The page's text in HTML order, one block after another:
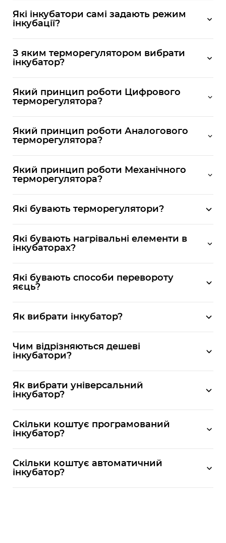
Які інкубатори самі задають режим
інкубації?
З яким терморегулятором вибрати
інкубатор?
Який принцип роботи Цифрового
терморегулятора?
Який принцип роботи Аналогового
терморегулятора?
Який принцип роботи Механічного
терморегулятора?
Які бувають терморегулятори?
Які бувають нагрівальні елементи в
інкубаторах?
Які бувають способи перевороту
яєць?
Як вибрати інкубатор?
Чим відрізняються дешеві
інкубатори?
Як вибрати універсальний
інкубатор?
Скільки коштує програмований
інкубатор?
Скільки коштує автоматичний
інкубатор?